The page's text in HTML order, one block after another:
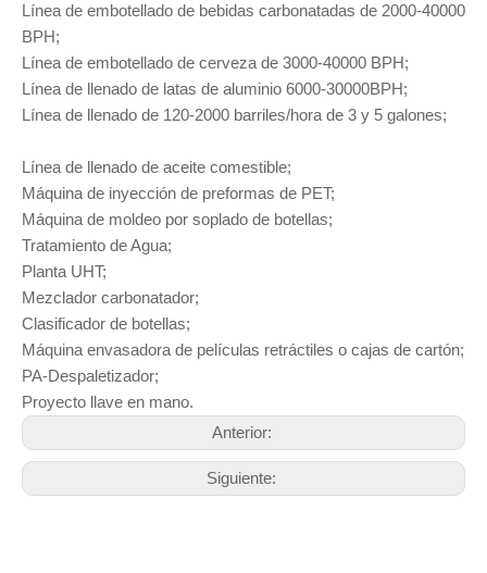
Línea de embotellado de bebidas carbonatadas de 2000-40000
BPH;
Línea de embotellado de cerveza de 3000-40000 BPH;
Línea de llenado de latas de aluminio 6000-30000BPH;
Línea de llenado de 120-2000 barriles/hora de 3 y 5 galones;
Línea de llenado de aceite comestible;
Máquina de inyección de preformas de PET;
Máquina de moldeo por soplado de botellas;
Tratamiento de Agua;
Planta UHT;
Mezclador carbonatador;
Clasificador de botellas;
Máquina envasadora de películas retráctiles o cajas de cartón;
PA-Despaletizador;
Proyecto llave en mano.
Anterior:
Siguiente: